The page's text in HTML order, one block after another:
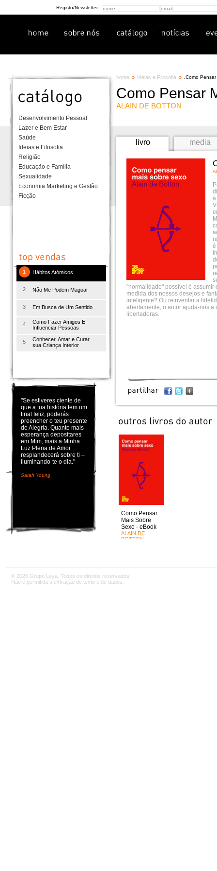
Registo/Newsletter:
Desenvolvimento Pessoal
Lazer e Bem Estar
Saúde
Ideias e Filosofia
Religião
Educação e Família
Sexualidade
Economia Marketing e Gestão
Ficção
1 Hábitos Atómicos
2 Não Me Podem Magoar
3 Em Busca de Um Sentido
4
Como Fazer Amigos E
Influenciar Pessoas
5
Conhecer, Amar e Curar
sua Criança Interior
"Se estiveres ciente de
que a tua história tem um
final feliz, poderás
preencher o teu presente
de Alegria. Quanto mais
esperança depositares
em Mim, mais a Minha
Luz Plena de Amor
resplandecerá sobre ti –
iluminando-te o dia."
Sarah Young
home » Ideias e Filosofia » Como
Como Pensar
ALAIN DE BOTTON
livro media
à
é
"normalidade" possível é assumir
medida dos nossos desejos e
inteligente? Ou reinventar a
abertamente, o autor ajuda-nos
libertadoras.
Como Pensar
Mais Sobre
Sexo - eBook
ALAIN DE
BOTTON
© 2026 Grupo Leya. Todos os direitos reservados.
Não é permitida a extração de texto e de dados.